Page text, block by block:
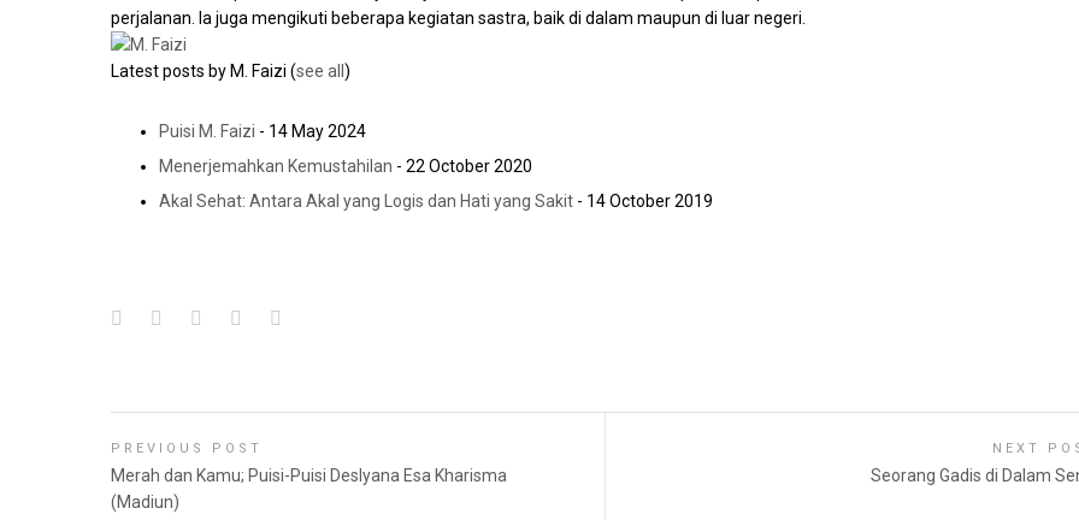
perjalanan. Ia juga mengikuti beberapa kegiatan sastra, baik di dalam maupun di luar negeri.
Latest posts by M. Faizi (see all )
Puisi M. Faizi - 14 May 2024
Menerjemahkan Kemustahilan - 22 October 2020
Akal Sehat: Antara Akal yang Logis dan Hati yang Sakit - 14 October 2019
PREVIOUS POST
Merah dan Kamu; Puisi-Puisi Deslyana Esa Kharisma
(Madiun)
NEXT
Seorang Gadis di Dalam